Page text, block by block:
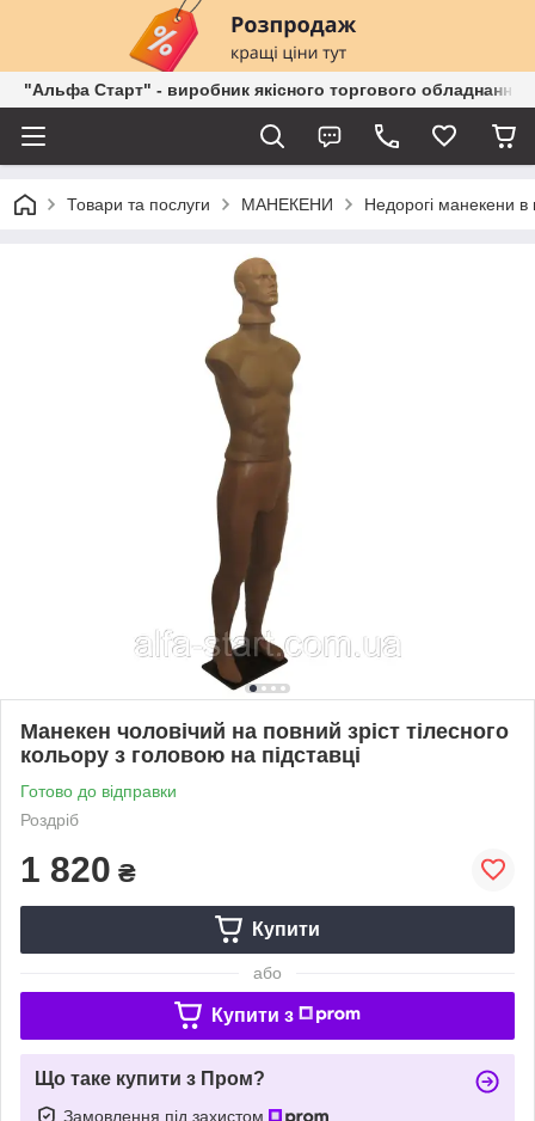
"Альфа Старт" - виробник якісного торгового обладнання
Товари та послуги МАНЕКЕНИ Недорогі манекени в
Манекен чоловічий на повний зріст тілесного
кольору з головою на підставці
Готово до відправки
Роздріб
1 820 ₴
Купити
або
Купити з
Що таке купити з Пром?
Замовлення під захистом